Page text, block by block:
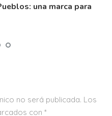
una marca para
no será publicada. Los
con *